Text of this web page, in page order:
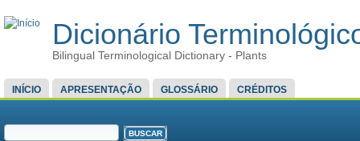
Dicionário
Bilingual Terminological Dictionary - Plants
MENU PRINCIPAL
INÍCIO APRESENTAÇÃO GLOSSÁRIO CRÉDITOS
FORMULÁRIO DE BUSCA